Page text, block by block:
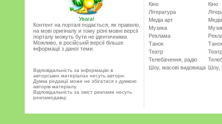
Увага!
Контент на порталі подається, як правило,
на мові оригіналу и тому різні мовні версії
порталу можуть бути не ідентичними.
Можливо, в російській версії більше
інформації з даної теми.
Відповідальність за інформацію в
авторських матеріалах несуть автори.
Думка редакції може не збігатися з думкою
авторів матеріалу.
Відповідальність за зміст реклами несуть
рекламодавці.
Кіно
Література
Медіа арт
Музика
Реклама
Танок
Театр
Телебачення, радіо
Шоу, масові видовища
Кіно
Театр